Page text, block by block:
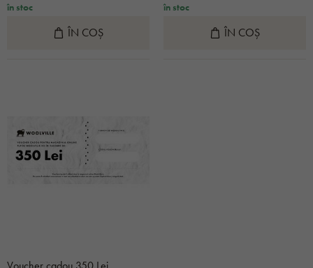
în stoc
ÎN COȘ
în stoc
ÎN COȘ